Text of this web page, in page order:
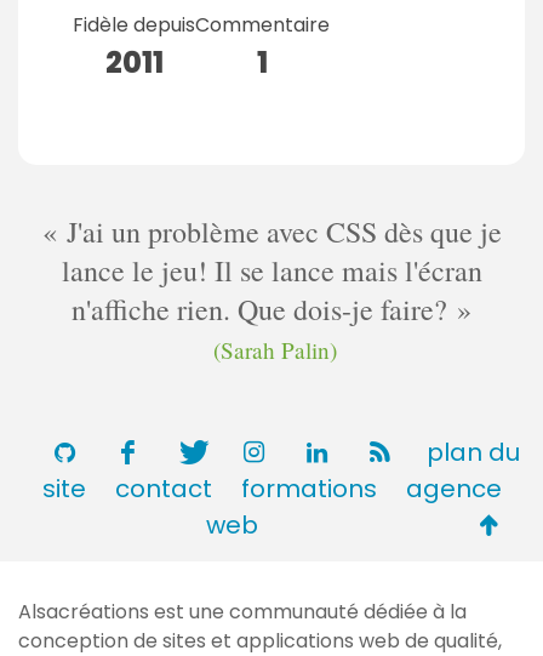
Fidèle depuis
2011
Commentaire
1
J'ai un problème avec CSS dès que je
lance le jeu! Il se lance mais l'écran
n'affiche rien. Que dois-je faire?
(Sarah Palin)
plan du
site
contact formations
agence
web
de
Alsacréations est une communauté dédiée à la
conception de sites et applications web de qualité,